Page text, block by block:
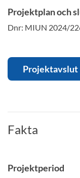
Projektplan och
Dnr: MIUN 2024/
Projektavslut
Fakta
Projektperiod